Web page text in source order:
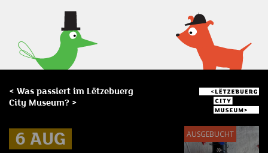
< Was passiert im Lëtzebuerg
City Museum? >
6 AUG
6 AUG
6 AUG AUSGEBUCHT